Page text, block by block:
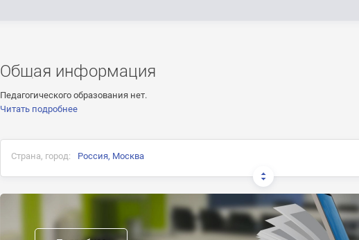
Общая информация
Педагогического образования нет.
Читать подробнее
Страна, город: Россия, Москва
Возрастные группы: